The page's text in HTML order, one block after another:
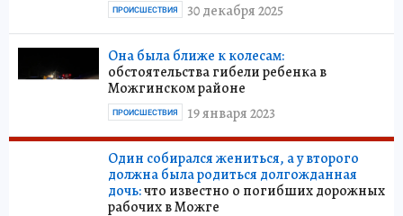
30 декабря 2025
ПРОИСШЕСТВИЯ
Она была ближе к колесам:
обстоятельства гибели ребенка в
Можгинском районе
19 января 2023
ПРОИСШЕСТВИЯ
Один собирался жениться, а у второго
должна была родиться долгожданная
дочь:что известно о погибших дорожных
рабочих в Можге